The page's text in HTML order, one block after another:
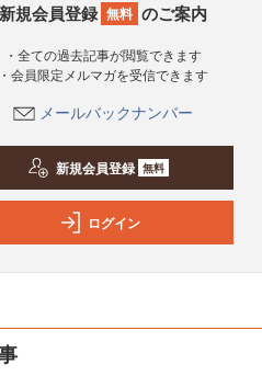
新規会員登録 無料 のご案内
・全ての過去記事が閲覧できます
・会員限定メルマガを受信できます
メールバックナンバー
新規会員登録 無料
ログイン